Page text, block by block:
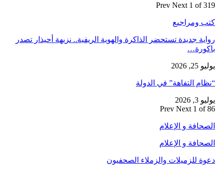
Prev Next 1 of 319
كتب ومراجيع
رواية جديدة تستحضر الذاكرة والهوية الريفية.. نزيهة أحيذار تصدر
باكورة…
يوليو 25, 2026
“نظام التفاهة” في الدولة
يوليو 3, 2026
Prev Next 1 of 86
الصحافة و الإعلام
الصحافة و الإعلام
دعوة للزميلات والزملاء الصحفيون